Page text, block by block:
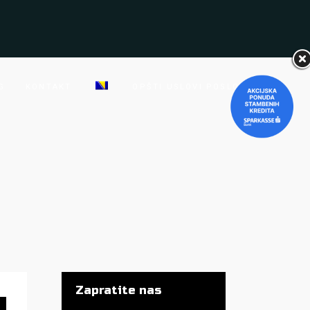
OPŠTI USLOVI POSLOVANJA
Zapratite nas